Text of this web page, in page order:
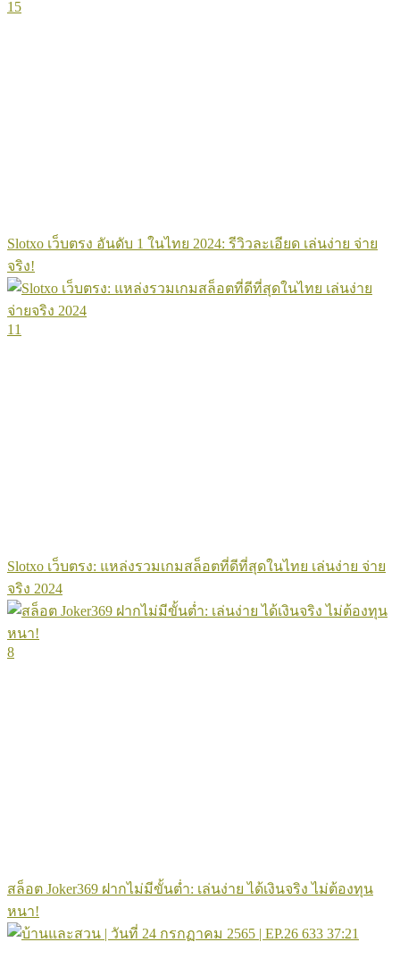
15
Slotxo เว็บตรง อันดับ 1 ในไทย 2024: รีวิวละเอียด เล่นง่าย จ่าย
จริง!
11
Slotxo เว็บตรง: แหล่งรวมเกมสล็อตที่ดีที่สุดในไทย เล่นง่าย จ่าย
จริง 2024
8
สล็อต Joker369 ฝากไม่มีขั้นต่ำ: เล่นง่าย ได้เงินจริง ไม่ต้องทุน
หนา!
633 37:21